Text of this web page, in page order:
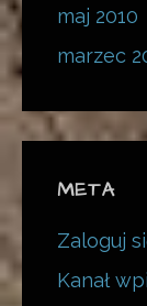
maj 2010
marzec
META
Zaloguj
Kanał